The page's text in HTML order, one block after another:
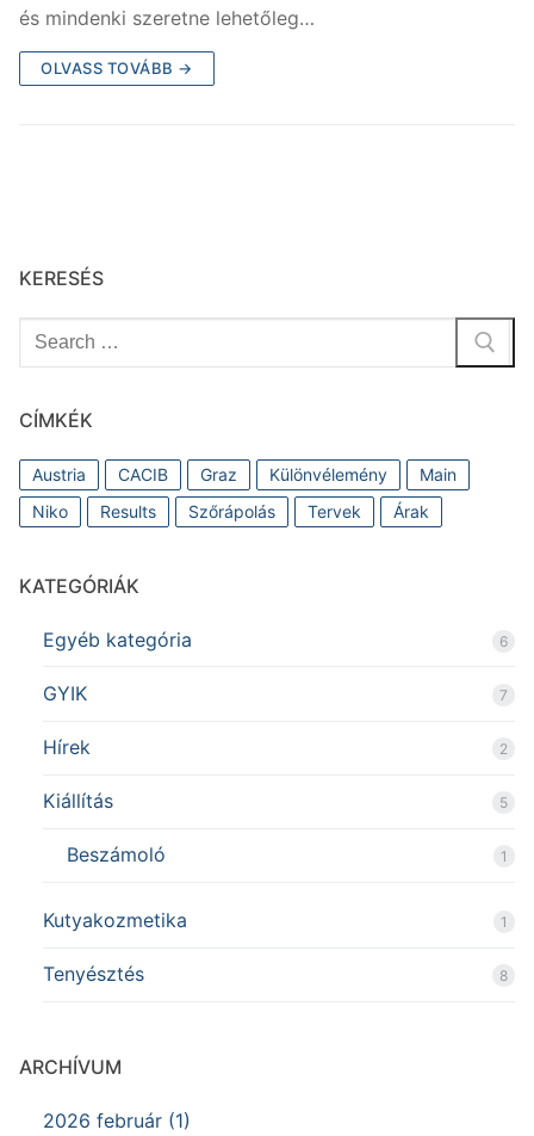
b
o
o
és mindenki szeretne lehetőleg…
OLVASS TOVÁBB →
KERESÉS
Keresése:
CÍMKÉK
Austria CACIB Graz Különvélemény
Main
Niko
Results Szőrápolás Tervek Árak
KATEGÓRIÁK
Egyéb kategória 6
GYIK 7
Hírek 2
Kiállítás 5
Beszámoló 1
Kutyakozmetika 1
Tenyésztés 8
ARCHÍVUM
2026 február (1)